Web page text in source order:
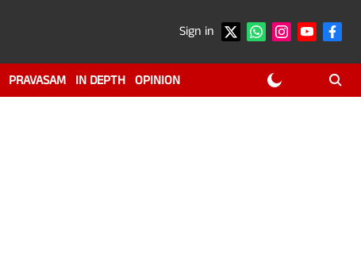
Sign in
PRAVASAM IN DEPTH OPINION